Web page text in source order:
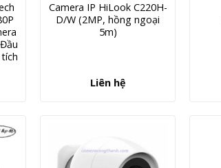
Camera IP HiLook C220H-
D/W (2MP, hồng ngoại
5m)
Liên hệ